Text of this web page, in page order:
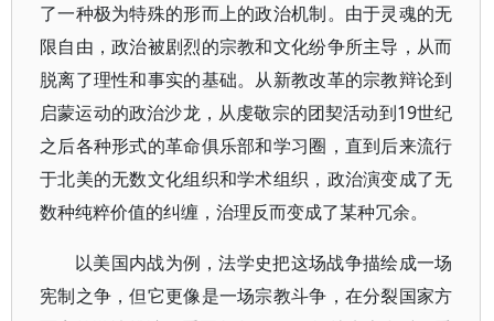
了一种极为特殊的形而上的政治机制。由于灵魂的无
限自由，政治被剧烈的宗教和文化纷争所主导，从而
脱离了理性和事实的基础。从新教改革的宗教辩论到
启蒙运动的政治沙龙，从虔敬宗的团契活动到19世纪
之后各种形式的革命俱乐部和学习圈，直到后来流行
于北美的无数文化组织和学术组织，政治演变成了无
数种纯粹价值的纠缠，治理反而变成了某种冗余。
以美国内战为例，法学史把这场战争描绘成一场
宪制之争，但它更像是一场宗教斗争，在分裂国家方